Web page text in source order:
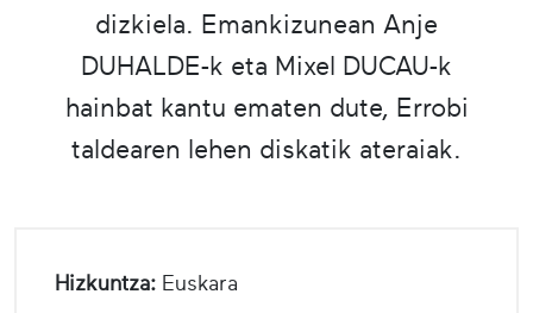
dizkiela. Emankizunean Anje
DUHALDE-k eta Mixel DUCAU-k
hainbat kantu ematen dute, Errobi
taldearen lehen diskatik ateraiak.
Hizkuntza: Euskara